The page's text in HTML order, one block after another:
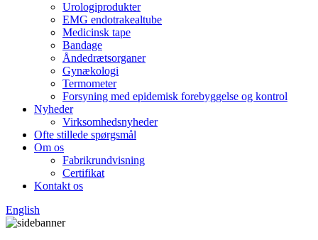
Urologiprodukter
EMG endotrakealtube
Medicinsk tape
Bandage
Åndedrætsorganer
Gynækologi
Termometer
Forsyning med epidemisk forebyggelse og kontrol
Nyheder
Virksomhedsnyheder
Ofte stillede spørgsmål
Om os
Fabrikrundvisning
Certifikat
Kontakt os
English